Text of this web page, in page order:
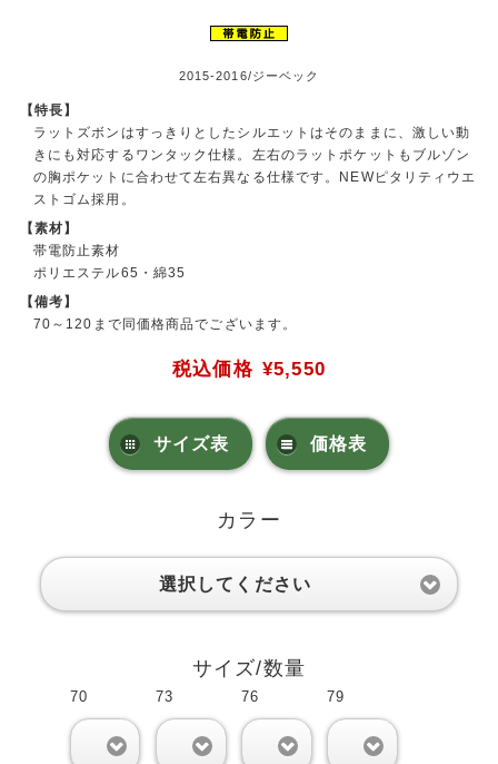
2015-2016/ジーベック
【特長】
ラットズボンはすっきりとしたシルエットはそのままに、激しい動
きにも対応するワンタック仕様。左右のラットポケットもブルゾン
の胸ポケットに合わせて左右異なる仕様です。NEWピタリティウエ
ストゴム採用。
【素材】
帯電防止素材
ポリエステル65・綿35
【備考】
70～120まで同価格商品でございます。
税込価格 ¥5,550
サイズ表 価格表
カラー
選択してください
サイズ/数量
70 73 76 79